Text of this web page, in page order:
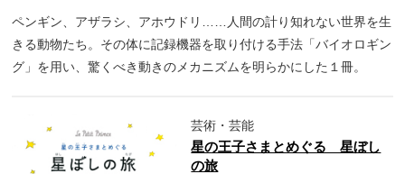
ペンギン、アザラシ、アホウドリ……人間の計り知れない世界を生
きる動物たち。その体に記録機器を取り付ける手法「バイオロギン
グ」を用い、驚くべき動きのメカニズムを明らかにした１冊。
芸術・芸能
星の王子さまとめぐる 星ぼし
の旅